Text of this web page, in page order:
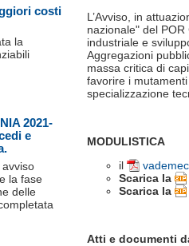
L’Avviso, in
nazionale" del
industriale e
Aggregazioni
massa critica di
favorire i
specializzazione
MODULISTICA
il
Scarica la
Scarica la
Atti e documenti
costi
la
2021-
e
la fase
delle